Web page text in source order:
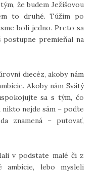
že budem Ježišovou
to druhé. Túžim po
boli jedno. Preto sa
postupne premieňal na
diecéz, akoby nám
Akoby nám Svätý
sa s tým, čo
nejde sám – poďte
znamená – putovať,
v podstate malé či z
ambície, lebo mysleli